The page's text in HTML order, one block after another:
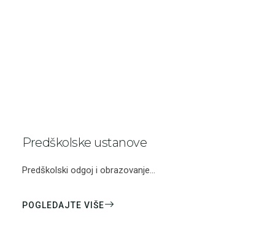
Predškolske ustanove
Predškolski odgoj i obrazovanje...
POGLEDAJTE VIŠE